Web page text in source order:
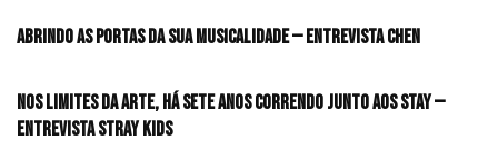
Abrindo as portas da sua musicalidade — Entrevista CHEN
Nos limites da arte, há sete anos correndo junto aos STAY —
Entrevista Stray Kids